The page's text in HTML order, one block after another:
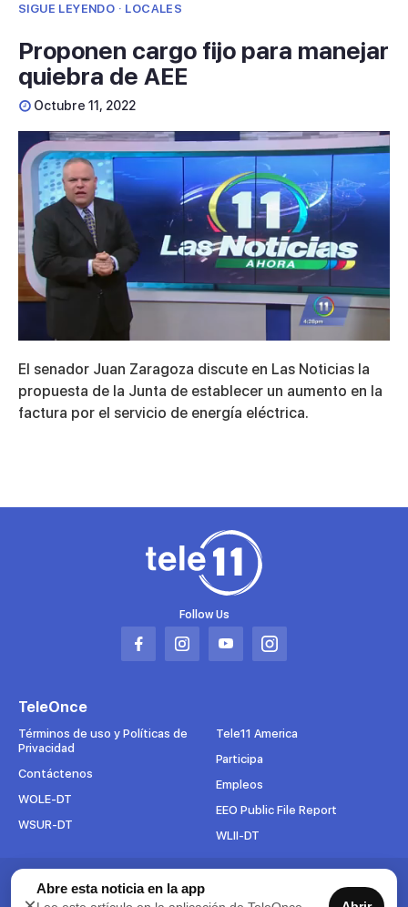
SIGUE LEYENDO · LOCALES
Proponen cargo fijo para manejar
quiebra de AEE
Octubre 11, 2022
seconds
of
3
minutes,
46
El senador Juan Zaragoza discute en Las Noticias la
propuesta de la Junta de establecer un aumento en la
factura por el servicio de energía eléctrica.
Follow Us
Abrir
pestaña
Abrir
pestaña
Abrir
pestaña
Abrir
pestaña
TeleOnce
Términos de uso y Políticas de
Privacidad
Contáctenos
WOLE-DT
WSUR-DT
Tele11 America
Participa
Empleos
EEO Public File Report
WLII-DT
Suscríbete al boletín
Abre esta noticia en la app